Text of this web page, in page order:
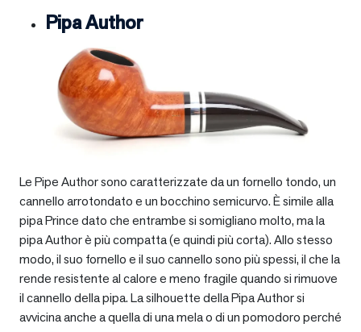
Pipa Author
Le Pipe Author sono caratterizzate da un fornello tondo, un
cannello arrotondato e un bocchino semicurvo. È simile alla
pipa Prince dato che entrambe si somigliano molto, ma la
pipa Author è più compatta (e quindi più corta). Allo stesso
modo, il suo fornello e il suo cannello sono più spessi, il che la
rende resistente al calore e meno fragile quando si rimuove
il cannello della pipa. La silhouette della Pipa Author si
avvicina anche a quella di una mela o di un pomodoro perché